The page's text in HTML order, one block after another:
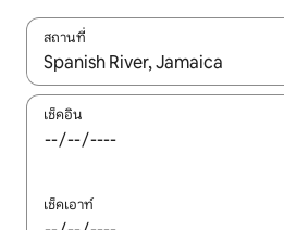
สถานที่
ใช้ลูกศรขึ้นลง หรือใช้การสัมผัสหรือ
เช็คอิน
เช็คเอาท์